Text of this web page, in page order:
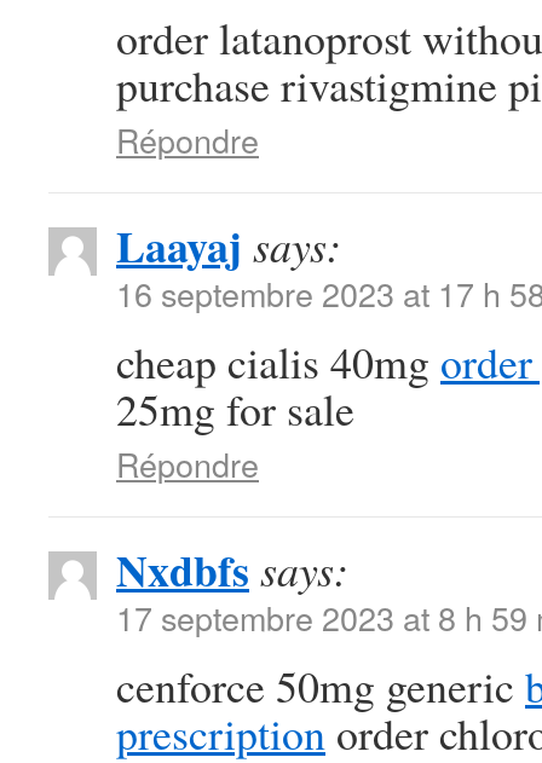
order latanoprost
purchase rivastigmine
Répondre
Laayaj says:
16 septembre 2023 at 17 h
cheap cialis 40mg
25mg for sale
Répondre
Nxdbfs says:
17 septembre 2023 at 8 h 59
cenforce 50mg generic
prescription order